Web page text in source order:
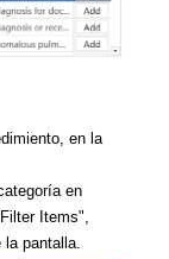
en la
en
Items",
pantalla.